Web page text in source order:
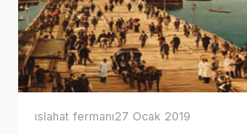
ıslahat fermanı27 Ocak 2019